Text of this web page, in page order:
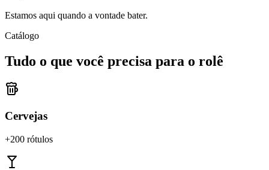
Estamos aqui quando a vontade bater.
Catálogo
Tudo o que você precisa para o rolê
Cervejas
+200 rótulos